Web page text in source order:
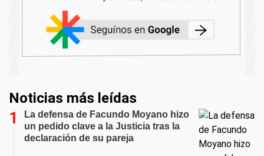
Noticias más leídas
La defensa de Facundo Moyano hizo
un pedido clave a la Justicia tras la
declaración de su pareja